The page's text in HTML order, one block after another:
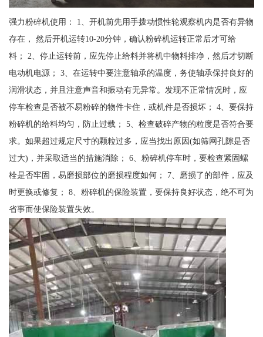
强力粉碎机使用： 1、开机前先用手拨动惯性轮观察机内是否有异物
存在， 然后开机运转10-20分钟，确认粉碎机运转正常后才可给
料； 2、停止运转前，应先停止给料并将机中物料排净，然后才切断
电动机电源； 3、在运转中要注意轴承的温度，务使轴承保持良好的
润滑状态，并且注意声音和振动有无异常。发现不正常情况时，应
停车检查是否被不易粉碎的物件卡住，或机件是否损坏； 4、要保持
粉碎机的给料均匀，防止过载； 5、检查破碎产物的粒度是否符合要
求。如果超过规定尺寸的颗粒过多，应当找出原因(如筛网孔隙是否
过大)，并采取适当的措施消除； 6、粉碎机停车时，要检查紧固螺
栓是否牢固，易磨损部位的磨损程度如何； 7、磨损了的部件，应及
时更换或修复； 8、粉碎机的保险装置，要保持良好状态，绝不可为
省事而使保险装置失效。